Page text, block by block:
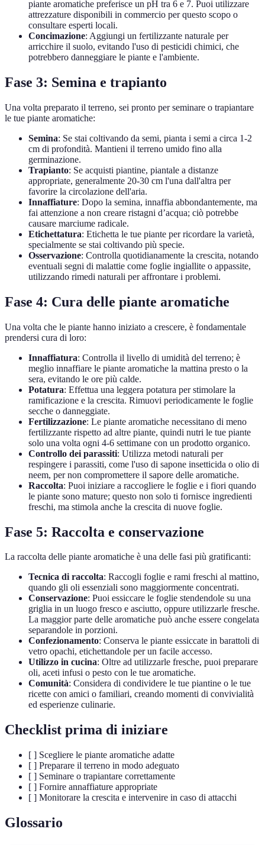
piante aromatiche preferisce un pH tra 6 e 7. Puoi utilizzare
attrezzature disponibili in commercio per questo scopo o
consultare esperti locali.
Concimazione: Aggiungi un fertilizzante naturale per
arricchire il suolo, evitando l'uso di pesticidi chimici, che
potrebbero danneggiare le piante e l'ambiente.
Fase 3: Semina e trapianto
Una volta preparato il terreno, sei pronto per seminare o trapiantare
le tue piante aromatiche:
Semina: Se stai coltivando da semi, pianta i semi a circa 1-2
cm di profondità. Mantieni il terreno umido fino alla
germinazione.
Trapianto: Se acquisti piantine, piantale a distanze
appropriate, generalmente 20-30 cm l'una dall'altra per
favorire la circolazione dell'aria.
Innaffiature: Dopo la semina, innaffia abbondantemente, ma
fai attenzione a non creare ristagni d’acqua; ciò potrebbe
causare marciume radicale.
Etichettatura: Etichetta le tue piante per ricordare la varietà,
specialmente se stai coltivando più specie.
Osservazione: Controlla quotidianamente la crescita, notando
eventuali segni di malattie come foglie ingiallite o appassite,
utilizzando rimedi naturali per affrontare i problemi.
Fase 4: Cura delle piante aromatiche
Una volta che le piante hanno iniziato a crescere, è fondamentale
prendersi cura di loro:
Innaffiatura: Controlla il livello di umidità del terreno; è
meglio innaffiare le piante aromatiche la mattina presto o la
sera, evitando le ore più calde.
Potatura: Effettua una leggera potatura per stimolare la
ramificazione e la crescita. Rimuovi periodicamente le foglie
secche o danneggiate.
Fertilizzazione: Le piante aromatiche necessitano di meno
fertilizzante rispetto ad altre piante, quindi nutri le tue piante
solo una volta ogni 4-6 settimane con un prodotto organico.
Controllo dei parassiti: Utilizza metodi naturali per
respingere i parassiti, come l'uso di sapone insetticida o olio di
neem, per non compromettere il sapore delle aromatiche.
Raccolta: Puoi iniziare a raccogliere le foglie e i fiori quando
le piante sono mature; questo non solo ti fornisce ingredienti
freschi, ma stimola anche la crescita di nuove foglie.
Fase 5: Raccolta e conservazione
La raccolta delle piante aromatiche è una delle fasi più gratificanti:
Tecnica di raccolta: Raccogli foglie e rami freschi al mattino,
quando gli oli essenziali sono maggiormente concentrati.
Conservazione: Puoi essiccare le foglie stendendole su una
griglia in un luogo fresco e asciutto, oppure utilizzarle fresche.
La maggior parte delle aromatiche può anche essere congelata
separandole in porzioni.
Confezionamento: Conserva le piante essiccate in barattoli di
vetro opachi, etichettandole per un facile accesso.
Utilizzo in cucina: Oltre ad utilizzarle fresche, puoi preparare
oli, aceti infusi o pesto con le tue aromatiche.
Comunità: Considera di condividere le tue piantine o le tue
ricette con amici o familiari, creando momenti di convivialità
ed esperienze culinarie.
Checklist prima di iniziare
[ ] Scegliere le piante aromatiche adatte
[ ] Preparare il terreno in modo adeguato
[ ] Seminare o trapiantare correttamente
[ ] Fornire annaffiature appropriate
[ ] Monitorare la crescita e intervenire in caso di attacchi
Glossario